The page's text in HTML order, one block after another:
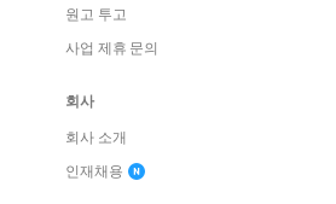
원고 투고
사업 제휴 문의
회사
회사 소개
인재채용